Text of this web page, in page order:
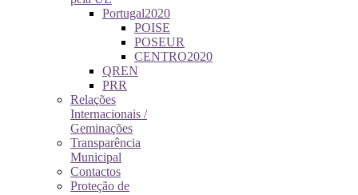
Portugal2020
POISE
POSEUR
CENTRO2020
QREN
PRR
Relações
Internacionais /
Geminações
Transparência
Municipal
Contactos
Proteção de